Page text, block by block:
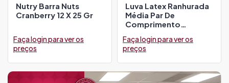
Nutry Barra Nuts
Cranberry 12 X 25 Gr
Faça login para ver os
preços
Luva Latex Ranhurada
Média Par De
Comprimento
Faça login para ver os
preços